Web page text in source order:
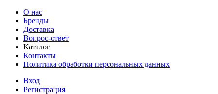
О нас
Бренды
Доставка
Вопрос-ответ
Каталог
Контакты
Политика обработки персональных данных
Вход
Регистрация